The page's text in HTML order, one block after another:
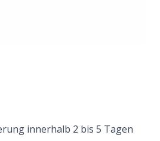
innerhalb 2 bis 5 Tagen